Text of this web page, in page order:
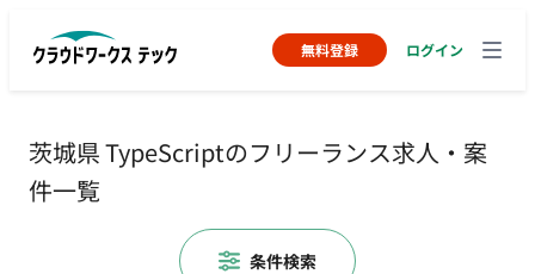
無料登録 ログイン
茨城県 TypeScriptのフリーランス求人・案
件一覧
条件検索